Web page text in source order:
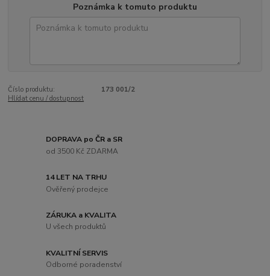
Poznámka k tomuto produktu
Číslo produktu:
173 001/2
Hlídat cenu / dostupnost
DOPRAVA po ČR a SR
od 3500 Kč ZDARMA
14 LET NA TRHU
Ověřený prodejce
ZÁRUKA a KVALITA
U všech produktů
KVALITNÍ SERVIS
Odborné poradenství